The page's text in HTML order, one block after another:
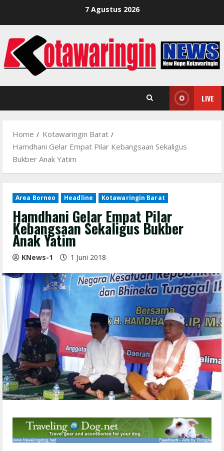
7 Agustus 2026
LIVE
Home
Kotawaringin Barat
Hamdhani Gelar Empat Pilar Kebangsaan Sekaligus
Bukber Anak Yatim
Area Borneo Headline Kotawaringin Barat
Hamdhani Gelar Empat Pilar
Kebangsaan Sekaligus Bukber
Anak Yatim
KNews-1 1 Juni 2018